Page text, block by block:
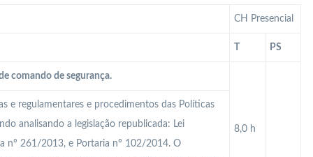
CH Presencial
PS
comando de segurança.
8,0 h
e regulamentares e procedimentos das Políticas
analisando a legislação republicada: Lei
nº 261/2013, e Portaria nº 102/2014. O